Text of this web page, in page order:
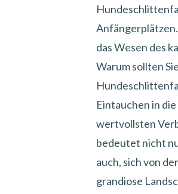
Anfängerplätzen.
das Wesen des
Warum sollten
Eintauchen in
wertvollsten
bedeutet nicht
auch, sich von
grandiose